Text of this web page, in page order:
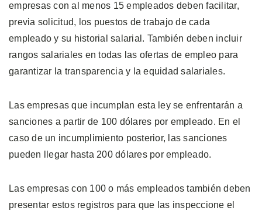
empresas con al menos 15 empleados deben facilitar,
previa solicitud, los puestos de trabajo de cada
empleado y su historial salarial. También deben incluir
rangos salariales en todas las ofertas de empleo para
garantizar la transparencia y la equidad salariales.
Las empresas que incumplan esta ley se enfrentarán a
sanciones a partir de 100 dólares por empleado. En el
caso de un incumplimiento posterior, las sanciones
pueden llegar hasta 200 dólares por empleado.
Las empresas con 100 o más empleados también deben
presentar estos registros para que las inspeccione el